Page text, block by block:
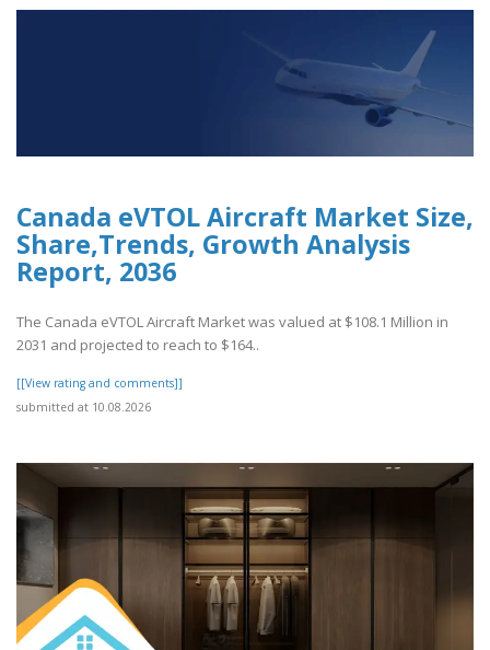
Canada eVTOL Aircraft Market Size,
Share,Trends, Growth Analysis
Report, 2036
The Canada eVTOL Aircraft Market was valued at $108.1 Million in
2031 and projected to reach to $164..
[[View rating and comments]]
submitted at 10.08.2026